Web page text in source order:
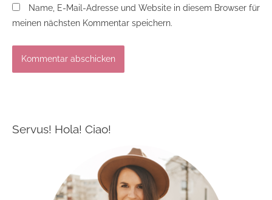
Name, E-Mail-Adresse und Website in diesem Browser für
meinen nächsten Kommentar speichern.
Servus! Hola! Ciao!